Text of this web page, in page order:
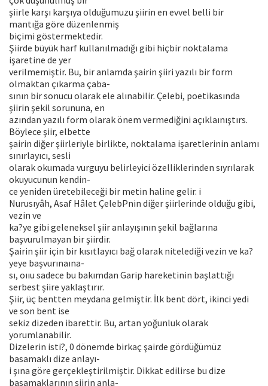
şiirle karşı karşıya olduğumuzu şiirin en evvel belli bir
mantığa göre düzenlenmiş
biçimi göstermektedir.
Şiirde büyük harf kullanılmadığı gibi hiçbir noktalama
işaretine de yer
verilmemiştir. Bu, bir anlamda şairin şiiri yazılı bir form
olmaktan çıkarma çaba-
sının bir sonucu olarak ele alınabilir. Çelebi, poetikasında
şiirin şekil sorununa, en
azından yazılı form olarak önem vermediğini açıklaınıştırs.
Böylece şiir, elbette
şairin diğer şiirleriyle birlikte, noktalama işaretlerinin anlamı
sınırlayıcı, sesli
olarak okumada vurguyu belirleyici özelliklerinden sıyrılarak
okuyucunun kendin-
ce yeniden üretebileceği bir metin haline gelir. i
Nurusıyâh, Asaf Hâlet ÇelebPnin diğer şiirlerinde olduğu gibi,
vezin ve
ka?ye gibi geleneksel şiir anlayışının şekil bağlarına
başvurulmayan bir şiirdir.
Şairin şiir için bir kısıtlayıcı bağ olarak nitelediği vezin ve ka?
yeye başvurınaına-
sı, oııu sadece bu bakımdan Garip hareketinin başlattığı
serbest şiire yaklaştırır.
Şiir, üç bentten meydana gelmiştir. İlk bent dört, ikinci yedi
ve son bent ise
sekiz dizeden ibarettir. Bu, artan yoğunluk olarak
yorumlanabilir.
Dizelerin isti?, 0 dönemde birkaç şairde gördüğümüz
basamaklı dize anlayı-
i şına göre gerçekleştirilmiştir. Dikkat edilirse bu dize
basamaklarının şiirin anla-